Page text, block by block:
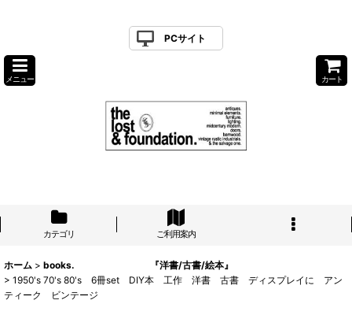
PCサイト
メニュー カート
カテゴリ ご利用案内
ホーム > books. 『洋書/古書/絵本』
> 1950's 70's 80's 6冊set DIY本 工作 洋書 古書 ディスプレイに アン
ティーク ビンテージ